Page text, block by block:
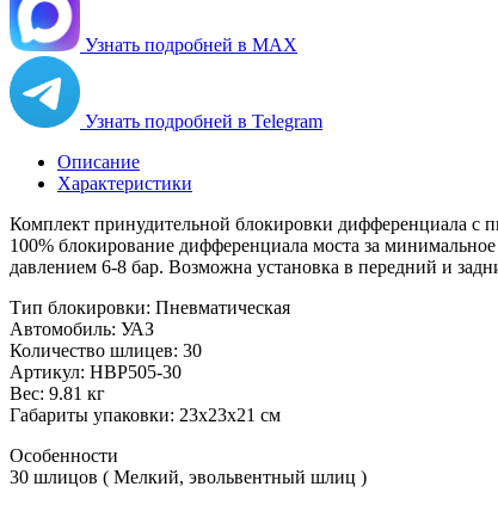
Узнать подробней в MAX
Узнать подробней в Telegram
Описание
Характеристики
Комплект принудительной блокировки дифференциала с
100% блокирование дифференциала моста за
давлением 6-8 бар. Возможна установка в передний и
Тип блокировки: Пневматическая
Автомобиль: УАЗ
Количество шлицев: 30
Артикул: HBP505-30
Вес: 9.81 кг
Габариты упаковки: 23x23x21 см
Особенности
30 шлицов ( Мелкий, эвольвентный шлиц )